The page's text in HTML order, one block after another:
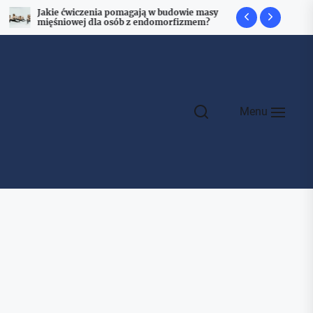
Jakie ćwiczenia pomagają w budowie masy
mięśniowej dla osób z endomorfizmem?
Jakie
mięśni
Menu